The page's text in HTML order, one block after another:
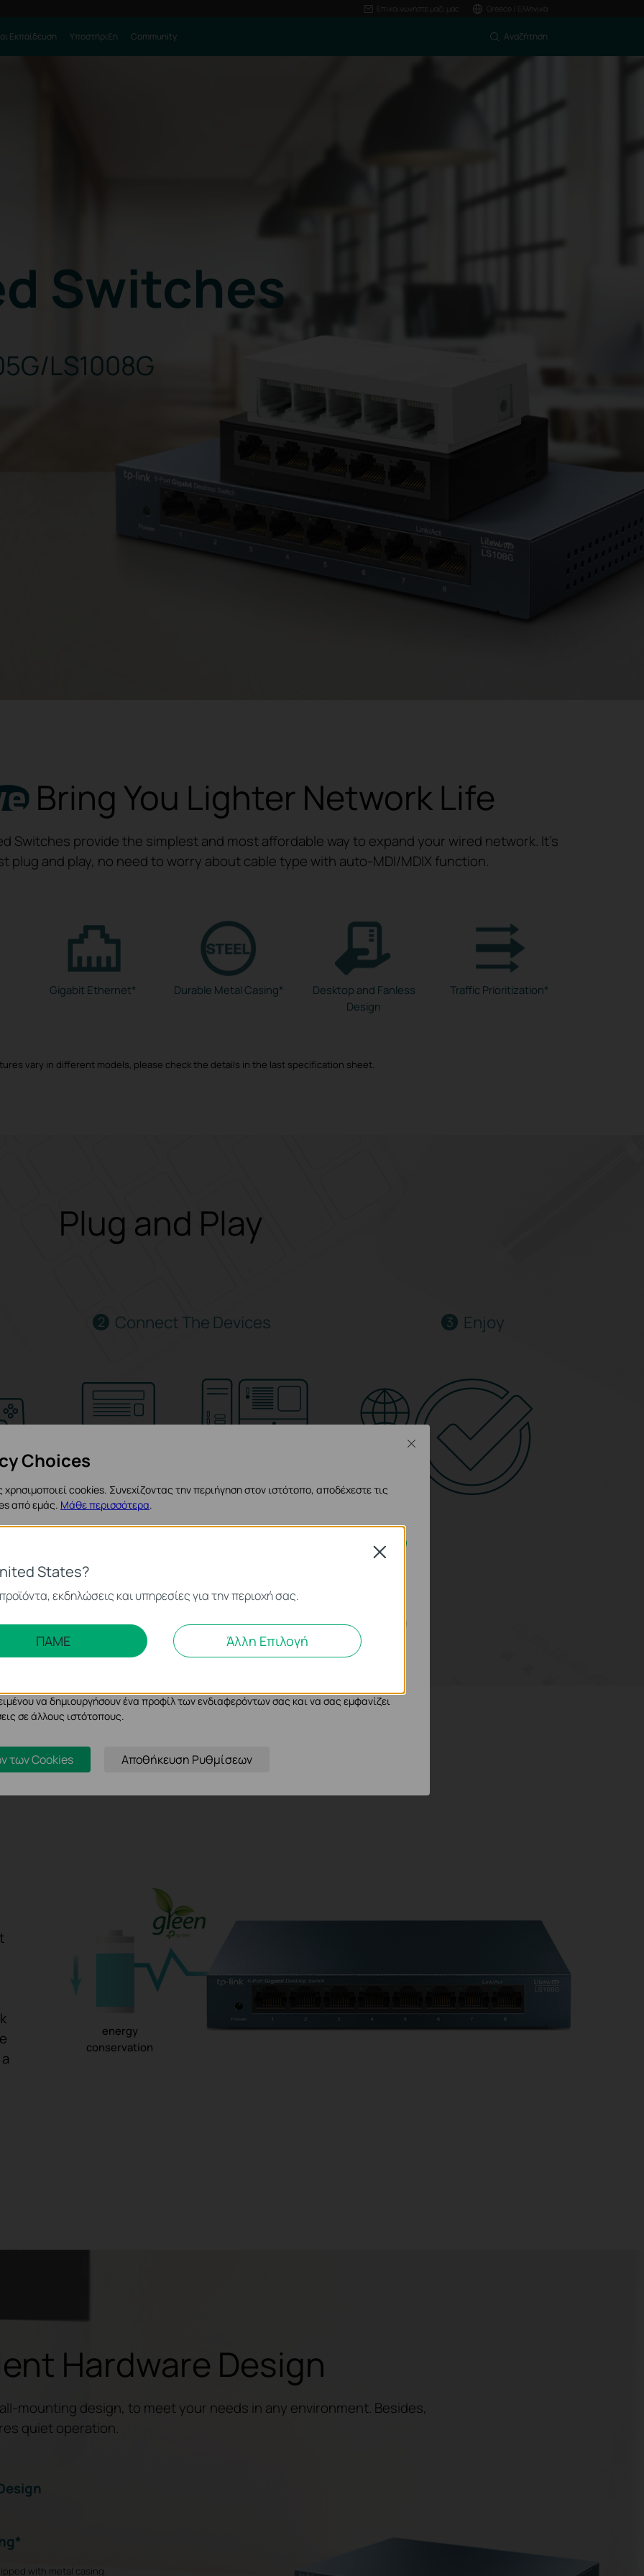
Επικοινωνήστε μαζί μας Greece / Ελληνικά
Εκπαίδευση Υποστήριξη Community Αναζήτηση
Switches
LS1008G
Bring You Lighter Network Life
Switches provide the simplest and most affordable way to expand your wired network. It’s
plug and play, no need to worry about cable type with auto-MDI/MDIX function.
Gigabit Ethernet* Durable Metal Casing*
Desktop and Fanless
Design
Traffic Prioritization*
vary in different models, please check the details in the last specification sheet.
Plug and Play
2 Connect The Devices
Switches
3 Enjoy
energy
conservation
Hardware Design
mounting design, to meet your needs in any environment. Besides,
quiet operation.
with metal casing.
States?
εκδηλώσεις και υπηρεσίες για την περιοχή σας.
ΠΑΜΕ Άλλη Επιλογή
Close
Choices
cookies. Συνεχίζοντας την περιήγηση στον ιστότοπο, αποδέχεστε τις
από εμάς. Μάθε περισσότερα.
απαραίτητα για τη λειτουργία του ιστότοπου και δεν μπορούν να απενεργοποιηθούν
και Μάρκετινγκ
μας δίνουν τη δυνατότητα να αναλύσουμε τις δραστηριότητές σας στον ιστότοπό
να δημιουργήσουν ένα προφίλ των ενδιαφερόντων σας και να σας εμφανίζει
σε άλλους ιστότοπους.
των Cookies Αποθήκευση Ρυθμίσεων
Close